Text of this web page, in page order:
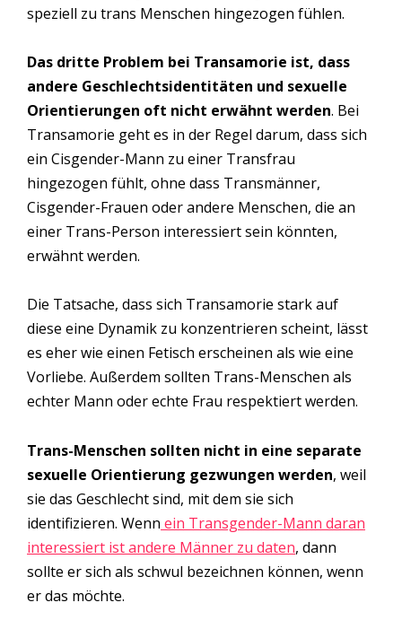
speziell zu trans Menschen hingezogen fühlen.
Das dritte Problem bei Transamorie ist, dass
andere Geschlechtsidentitäten und sexuelle
Orientierungen oft nicht erwähnt werden. Bei
Transamorie geht es in der Regel darum, dass sich
ein Cisgender-Mann zu einer Transfrau
hingezogen fühlt, ohne dass Transmänner,
Cisgender-Frauen oder andere Menschen, die an
einer Trans-Person interessiert sein könnten,
erwähnt werden.
Die Tatsache, dass sich Transamorie stark auf
diese eine Dynamik zu konzentrieren scheint, lässt
es eher wie einen Fetisch erscheinen als wie eine
Vorliebe. Außerdem sollten Trans-Menschen als
echter Mann oder echte Frau respektiert werden.
Trans-Menschen sollten nicht in eine separate
sexuelle Orientierung gezwungen werden, weil
sie das Geschlecht sind, mit dem sie sich
identifizieren. Wenn ein Transgender-Mann daran
interessiert ist andere Männer zu daten, dann
sollte er sich als schwul bezeichnen können, wenn
er das möchte.